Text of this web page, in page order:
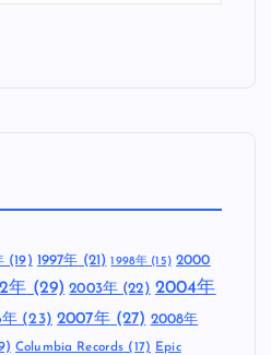
(19) 1997年 (21) 1998年 (15) 2000
年 (29) 2003年 (22) 2004年
(23) 2007年(27) 2008年
Columbia Records (17) Epic